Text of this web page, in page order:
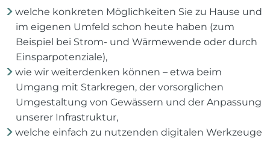
welche konkreten Möglichkeiten Sie zu Hause und
im eigenen Umfeld schon heute haben (zum
Beispiel bei Strom- und Wärmewende oder durch
Einsparpotenziale),
wie wir weiterdenken können – etwa beim
Umgang mit Starkregen, der vorsorglichen
Umgestaltung von Gewässern und der Anpassung
unserer Infrastruktur,
welche einfach zu nutzenden digitalen Werkzeuge